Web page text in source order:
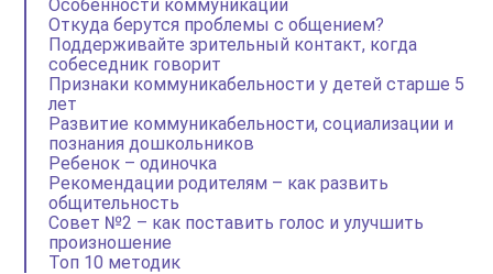
Особенности коммуникации
Откуда берутся проблемы с общением?
Поддерживайте зрительный контакт, когда
собеседник говорит
Признаки коммуникабельности у детей старше 5
лет
Развитие коммуникабельности, социализации и
познания дошкольников
Ребенок – одиночка
Рекомендации родителям – как развить
общительность
Совет №2 – как поставить голос и улучшить
произношение
Топ 10 методик